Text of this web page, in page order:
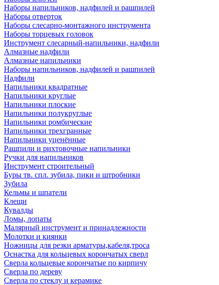
Наборы напильников, надфилей и рашпилей
Наборы отверток
Наборы слесарно-монтажного инструмента
Наборы торцевых головок
Инструмент слесарный-напильники, надфили
Алмазные надфили
Алмазные напильники
Наборы напильников, надфилей и рашпилей
Надфили
Напильники квадратные
Напильники круглые
Напильники плоские
Напильники полукруглые
Напильники ромбические
Напильники трехгранные
Напильники уценённые
Рашпили и рихтовочные напильники
Ручки для напильников
Инструмент строительный
Буры тв. спл. зубила, пики и штробники
Зубила
Кельмы и шпатели
Клещи
Кувалды
Ломы, лопаты
Малярный инструмент и принадлежности
Молотки и киянки
Ножницы для резки арматуры,кабеля,троса
Оснастка для кольцевых корончатых сверл
Сверла кольцевые корончатые по кирпичу
Сверла по дереву
Сверла по стеклу и керамике